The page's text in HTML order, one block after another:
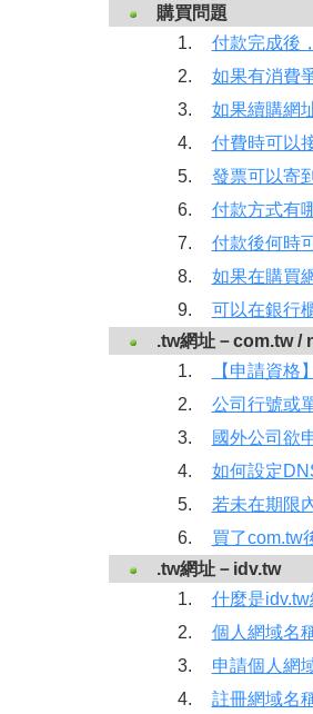
購買問題
1.
付款完成後
2.
如果有消費
3.
如果續購網
4.
付費時可以
5.
發票可以寄
6.
付款方式有
7.
付款後何時
8.
如果在購買
9.
可以在銀行
.tw網址－com.tw /
1.
【申請資格
2.
公司行號或
3.
國外公司欲
4.
如何設定
5.
若未在期限
6.
買了com.tw
.tw網址－idv.tw
1.
什麼是idv.tw
2.
個人網域名
3.
申請個人網
4.
註冊網域名